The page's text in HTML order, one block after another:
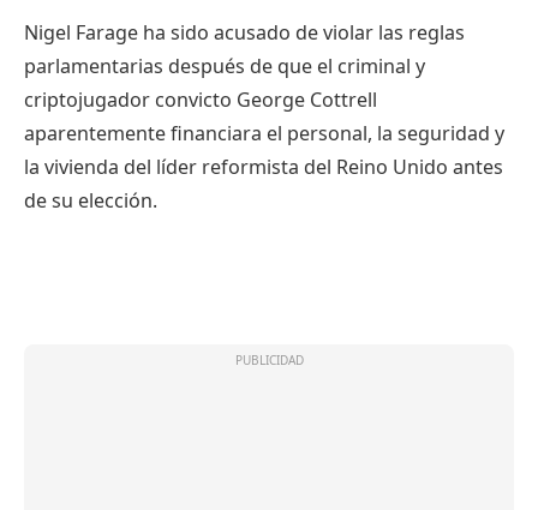
Nigel Farage ha sido acusado de violar las reglas
parlamentarias después de que el criminal y
criptojugador convicto George Cottrell
aparentemente financiara el personal, la seguridad y
la vivienda del líder reformista del Reino Unido antes
de su elección.